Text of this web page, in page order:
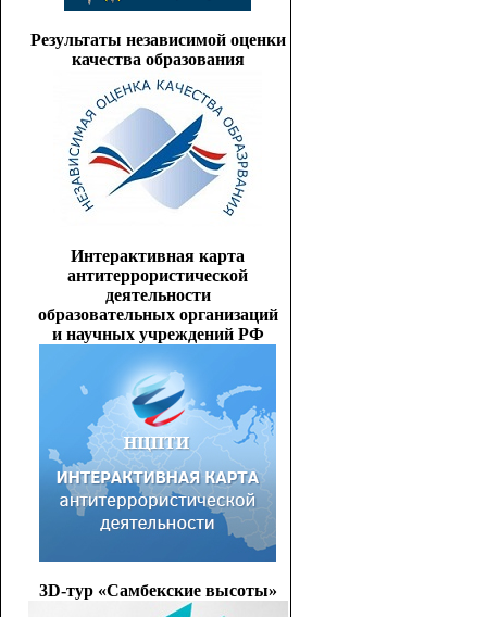
Результаты независимой оценки
качества образования
Интерактивная карта
антитеррористической
деятельности
образовательных организаций
и научных учреждений РФ
3D-тур «Самбекские высоты»